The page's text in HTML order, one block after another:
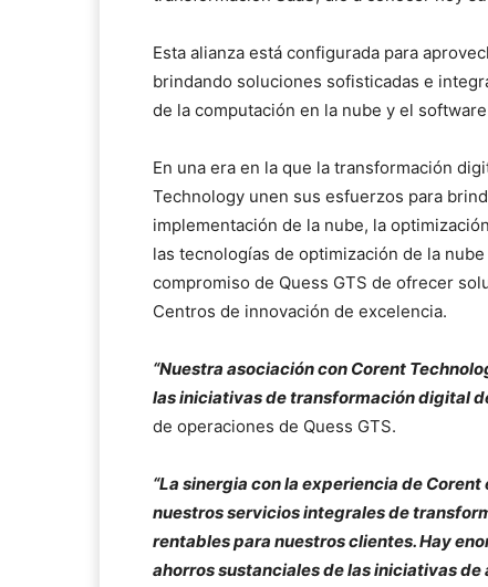
Esta alianza está configurada para
brindando soluciones sofisticadas e
de la computación en la nube y el
En una era en la que la transformación
Technology unen sus esfuerzos para
implementación de la nube, la
las tecnologías de optimización de la
compromiso de Quess GTS de ofrecer
Centros de innovación de excelencia.
“Nuestra asociación con Corent
las iniciativas de transformación digital
de operaciones de Quess GTS.
“La sinergia con la experiencia de
nuestros servicios integrales de
rentables para nuestros clientes. Hay
ahorros sustanciales de las iniciativas